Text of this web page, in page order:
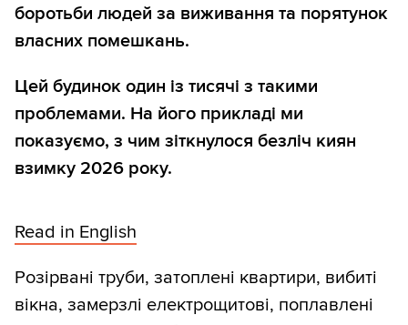
боротьби людей за виживання та порятунок
власних помешкань.
Цей будинок один із тисячі з такими
проблемами. На його прикладі ми
показуємо, з чим зіткнулося безліч киян
взимку 2026 року.
Read in English
Розірвані труби, затоплені квартири, вибиті
вікна, замерзлі електрощитові, поплавлені